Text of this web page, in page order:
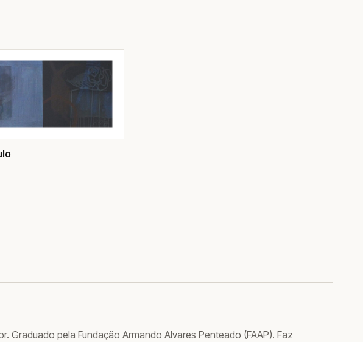
Graduado pela Fundação Armando Alvares Penteado (FAAP). Faz